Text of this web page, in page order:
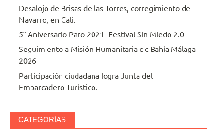
Desalojo de Brisas de las Torres, corregimiento de
Navarro, en Cali.
5° Aniversario Paro 2021- Festival Sin Miedo 2.0
Seguimiento a Misión Humanitaria c c Bahía Málaga
2026
Participación ciudadana logra Junta del
Embarcadero Turístico.
CATEGORÍAS